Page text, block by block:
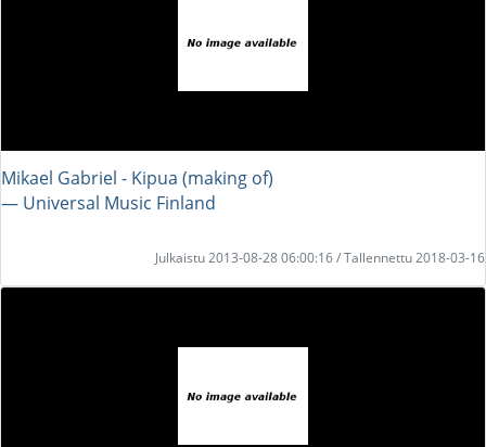
Mikael Gabriel - Kipua (making of)
― Universal Music Finland
Julkaistu 2013-08-28 06:00:16 / Tallennettu 2018-03-16